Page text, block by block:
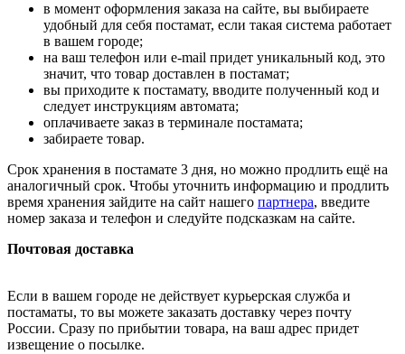
в момент оформления заказа на сайте, вы выбираете
удобный для себя постамат, если такая система работает
в вашем городе;
на ваш телефон или e-mail придет уникальный код, это
значит, что товар доставлен в постамат;
вы приходите к постамату, вводите полученный код и
следует инструкциям автомата;
оплачиваете заказ в терминале постамата;
забираете товар.
Срок хранения в постамате 3 дня, но можно продлить ещё на
аналогичный срок. Чтобы уточнить информацию и продлить
время хранения зайдите на сайт нашего партнера, введите
номер заказа и телефон и следуйте подсказкам на сайте.
Почтовая доставка
Если в вашем городе не действует курьерская служба и
постаматы, то вы можете заказать доставку через почту
России. Сразу по прибытии товара, на ваш адрес придет
извещение о посылке.